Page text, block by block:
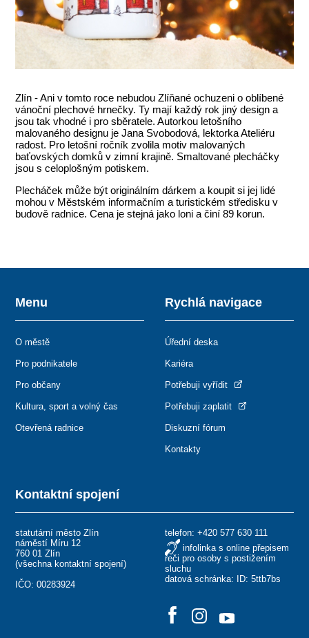
Zlín - Ani v tomto roce nebudou Zlíňané ochuzeni o oblíbené
vánoční plechové hrnečky. Ty mají každý rok jiný design a
jsou tak vhodné i pro sběratele. Autorkou letošního
malovaného designu je Jana Svobodová, lektorka Ateliéru
radost. Pro letošní ročník zvolila motiv malovaných
baťovských domků v zimní krajině. Smaltované plecháčky
jsou s celoplošným potiskem.
Plecháček může být originálním dárkem a koupit si jej lidé
mohou v Městském informačním a turistickém středisku v
budově radnice. Cena je stejná jako loni a činí 89 korun.
Kontaktní spojení
statutární město Zlín
náměstí Míru 12
760 01 Zlín
(všechna kontaktní spojení)
IČO: 00283924
telefon: +420 577 630 111
infolinka s online přepisem
řeči pro osoby s postižením
sluchu
datová schránka: ID: 5ttb7bs
Menu
O městě
Pro podnikatele
Pro občany
Kultura, sport a volný čas
Otevřená radnice
Rychlá navigace
Úřední deska
Kariéra
Potřebuji vyřídit
Potřebuji zaplatit
Diskuzní fórum
Kontakty